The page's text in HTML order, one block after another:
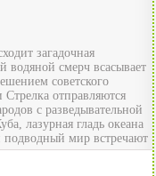
загадочная
смерч всасывает
советского
отправляются
с разведывательной
лазурная гладь океана
мир встречают